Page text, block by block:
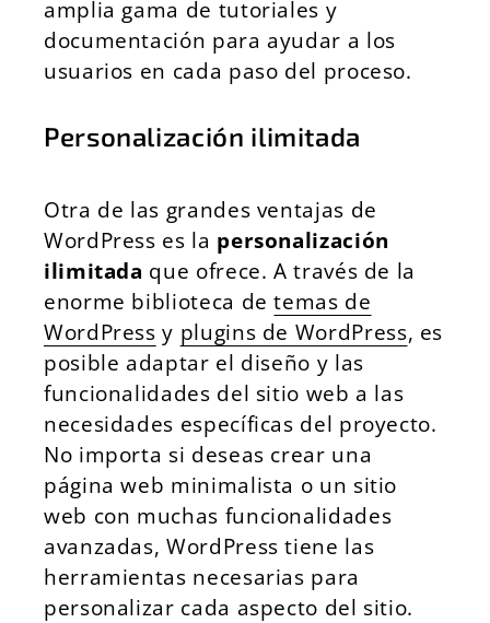
amplia gama de tutoriales y
documentación para ayudar a los
usuarios en cada paso del proceso.
Personalización ilimitada
Otra de las grandes ventajas de
WordPress es la personalización
ilimitada que ofrece. A través de la
enorme biblioteca detemas de
WordPress y plugins de WordPress, es
posible adaptar el diseño y las
funcionalidades del sitio web a las
necesidades específicas del proyecto.
No importa si deseas crear una
página web minimalista o un sitio
web con muchas funcionalidades
avanzadas, WordPress tiene las
herramientas necesarias para
personalizar cada aspecto del sitio.